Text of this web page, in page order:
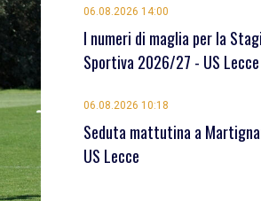
06.08.2026 14:00
I numeri di maglia per la
Sportiva 2026/27 - US Lecce
06.08.2026 10:18
Seduta mattutina a
US Lecce